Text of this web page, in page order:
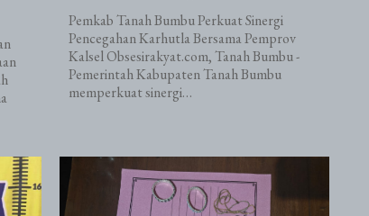
Pemkab Tanah Bumbu Perkuat Sinergi
Pencegahan Karhutla Bersama Pemprov
Kalsel Obsesirakyat.com, Tanah Bumbu -
Pemerintah Kabupaten Tanah Bumbu
memperkuat sinergi…